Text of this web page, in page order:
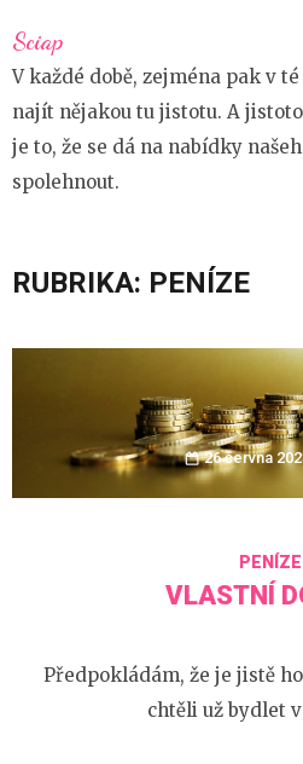
na
obsah
(stiskněte
Enter)
Sciap
V každé době, zejména pak v
najít nějakou tu jistotu. A
je to, že se dá na nabídky
spolehnout.
RUBRIKA: PENÍZE
26 června
PENÍZE
VLASTNÍ
Předpokládám, že je jistě
chtěli už bydlet